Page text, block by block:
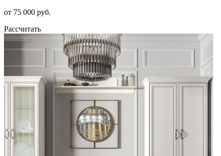
от 75 000 руб.
Рассчитать